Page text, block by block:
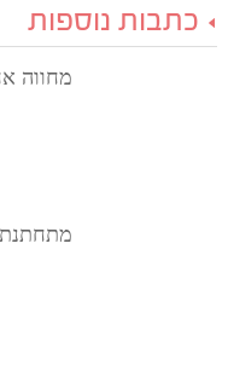
כתבות נוספות
מחווה